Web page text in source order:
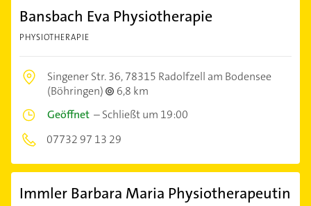
Bansbach Eva Physiotherapie
PHYSIOTHERAPIE
Singener Str. 36,78315 Radolfzell am Bodensee
(Böhringen)
6,8 km
Geöffnet –Schließt um 19:00
07732 97 13 29
Immler Barbara Maria Physiotherapeutin